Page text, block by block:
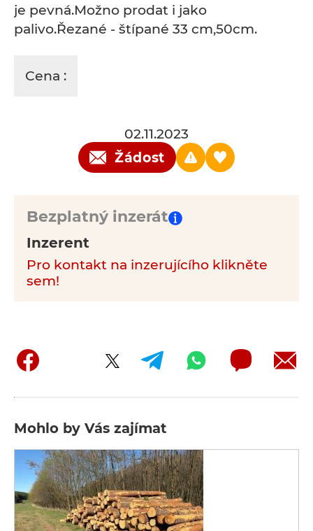
je pevná.Možno prodat i jako
palivo.Řezané - štípané 33 cm,50cm.
Cena :
02.11.2023
Žádost
Bezplatný inzerát
Inzerent
Pro kontakt na inzerujícího klikněte
sem!
Mohlo by Vás zajímat